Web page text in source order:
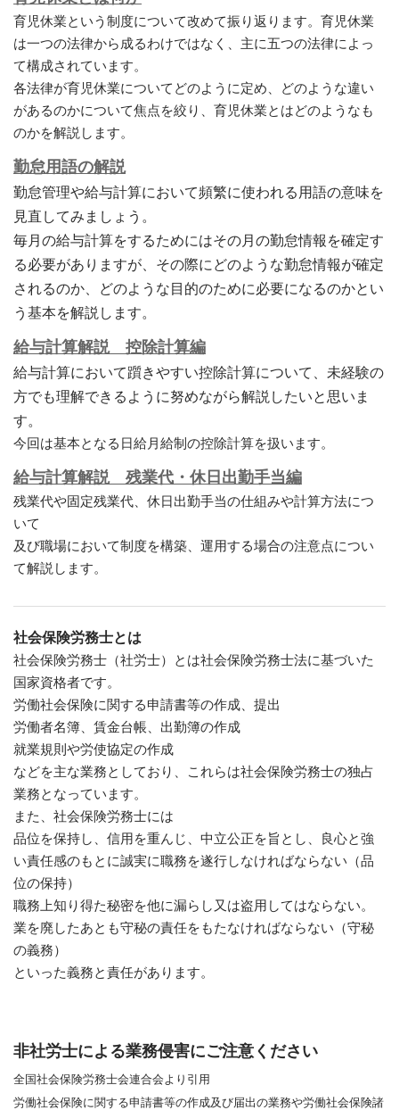
育児休業という制度について改めて振り返ります。育児休業
は一つの法律から成るわけではなく、主に五つの法律によっ
て構成されています。
各法律が育児休業についてどのように定め、どのような違い
があるのかについて焦点を絞り、育児休業とはどのようなも
のかを解説します。
勤怠用語の解説
勤怠管理や給与計算において頻繁に使われる用語の意味を
見直してみましょう。
毎月の給与計算をするためにはその月の勤怠情報を確定す
る必要がありますが、その際にどのような勤怠情報が確定
されるのか、どのような目的のために必要になるのかとい
う基本を解説します。
給与計算解説 控除計算編
給与計算において躓きやすい控除計算について、未経験の
方でも理解できるように努めながら解説したいと思いま
す。
今回は基本となる日給月給制の控除計算を扱います。
給与計算解説 残業代・休日出勤手当編
残業代や固定残業代、休日出勤手当の仕組みや計算方法につ
いて
及び職場において制度を構築、運用する場合の注意点につい
て解説します。
社会保険労務士とは
社会保険労務士（社労士）とは社会保険労務士法に基づいた
国家資格者です。
労働社会保険に関する申請書等の作成、提出
労働者名簿、賃金台帳、出勤簿の作成
就業規則や労使協定の作成
などを主な業務としており、これらは社会保険労務士の独占
業務となっています。
​また、社会保険労務士には
品位を保持し、信用を重んじ、中立公正を旨とし、良心と強
い責任感のもとに誠実に職務を遂行しなければならない（品
位の保持）
職務上知り得た秘密を他に漏らし又は盗用してはならない。
業を廃したあとも守秘の責任をもたなければならない（守秘
の義務）
といった義務と責任があります。
非社労士による業務侵害にご注意ください
全国社会保険労務士会連合会より引用
労働社会保険に関する申請書等の作成及び届出の業務や労働社会保険諸